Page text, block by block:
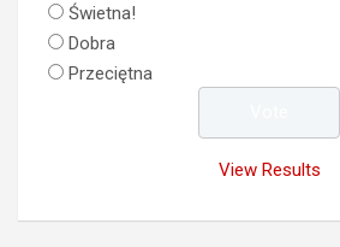
Świetna!
Dobra
Przeciętna
View Results